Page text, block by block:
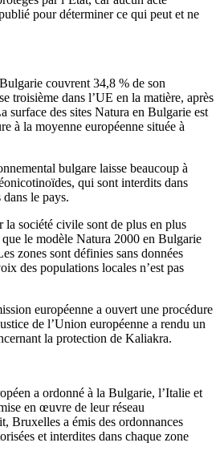
pour déterminer ce qui peut et ne
couvrent 34,8 % de son
troisième dans l’UE en la matière, après
surface des sites Natura en Bulgarie est
à la moyenne européenne située à
bulgare laisse beaucoup à
qui sont interdits dans
le pays.
la société civile sont de plus en plus
le modèle Natura 2000 en Bulgarie
zones sont définies sans données
des populations locales n’est pas
européenne a ouvert une procédure
de l’Union européenne a rendu un
la protection de Kaliakra.
a ordonné à la Bulgarie, l’Italie et
en œuvre de leur réseau
Bruxelles a émis des ordonnances
et interdites dans chaque zone